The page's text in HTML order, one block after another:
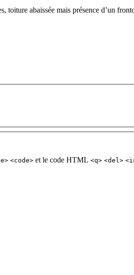
toiture abaissée mais présence d’un
<code> et le code HTML <q> <del>